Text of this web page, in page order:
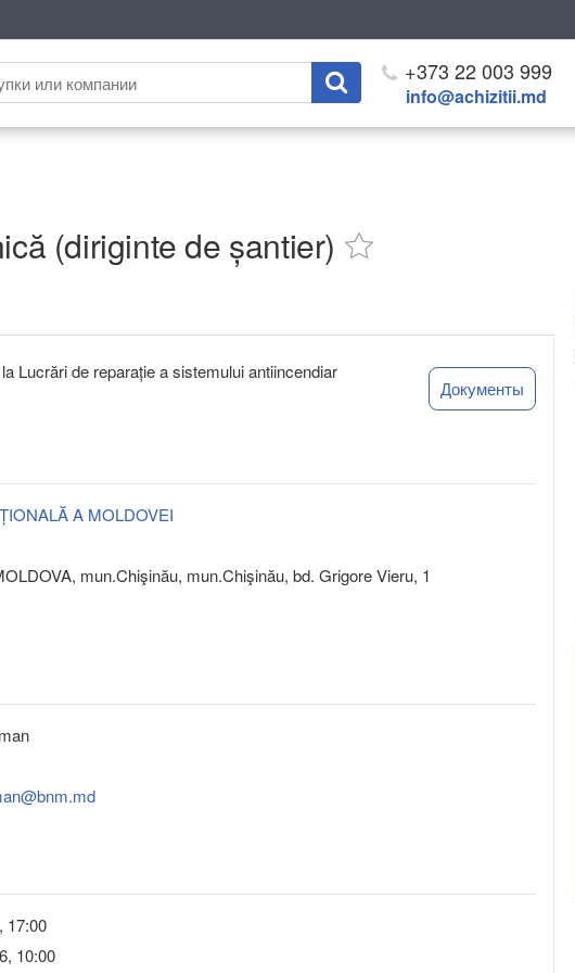
+373 22 003 999
info@achizitii.md
(diriginte de șantier)
Lucrări de reparație a sistemului antiincendiar
Документы
A MOLDOVEI
mun.Chişinău, mun.Chişinău, bd. Grigore Vieru, 1
17:00
10:00